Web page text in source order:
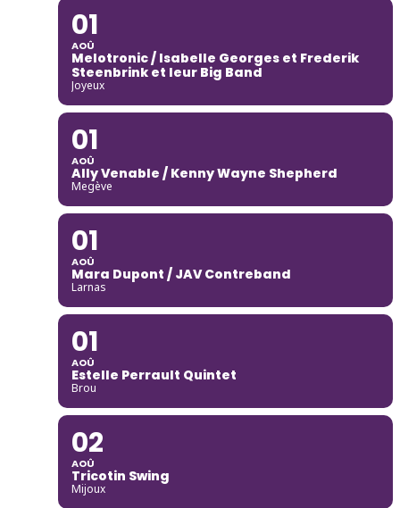
01
AOÛ
Melotronic / Isabelle Georges et Frederik
Steenbrink et leur Big Band
Joyeux
01
AOÛ
Ally Venable / Kenny Wayne Shepherd
Megève
01
AOÛ
Mara Dupont / JAV Contreband
Larnas
01
AOÛ
Estelle Perrault Quintet
Brou
02
AOÛ
Tricotin Swing
Mijoux